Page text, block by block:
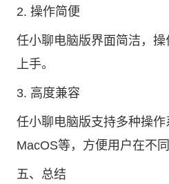
2. 操作简便
任小聊电脑版界面简洁，
上手。
3. 高度兼容
任小聊电脑版支持多种操作
MacOS等，方便用户在不
五、总结